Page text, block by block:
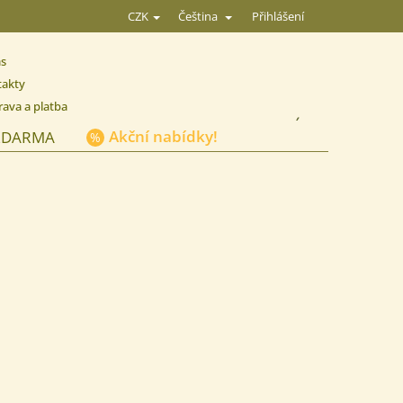
CZK Čeština Přihlášení
a platba
KOŠÍK
Akční nabídky!